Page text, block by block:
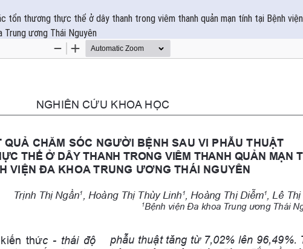
tổn thương thực thể ở dây thanh trong viêm thanh quản mạn tính tại Bệnh viện
Trung ương Thái Nguyên